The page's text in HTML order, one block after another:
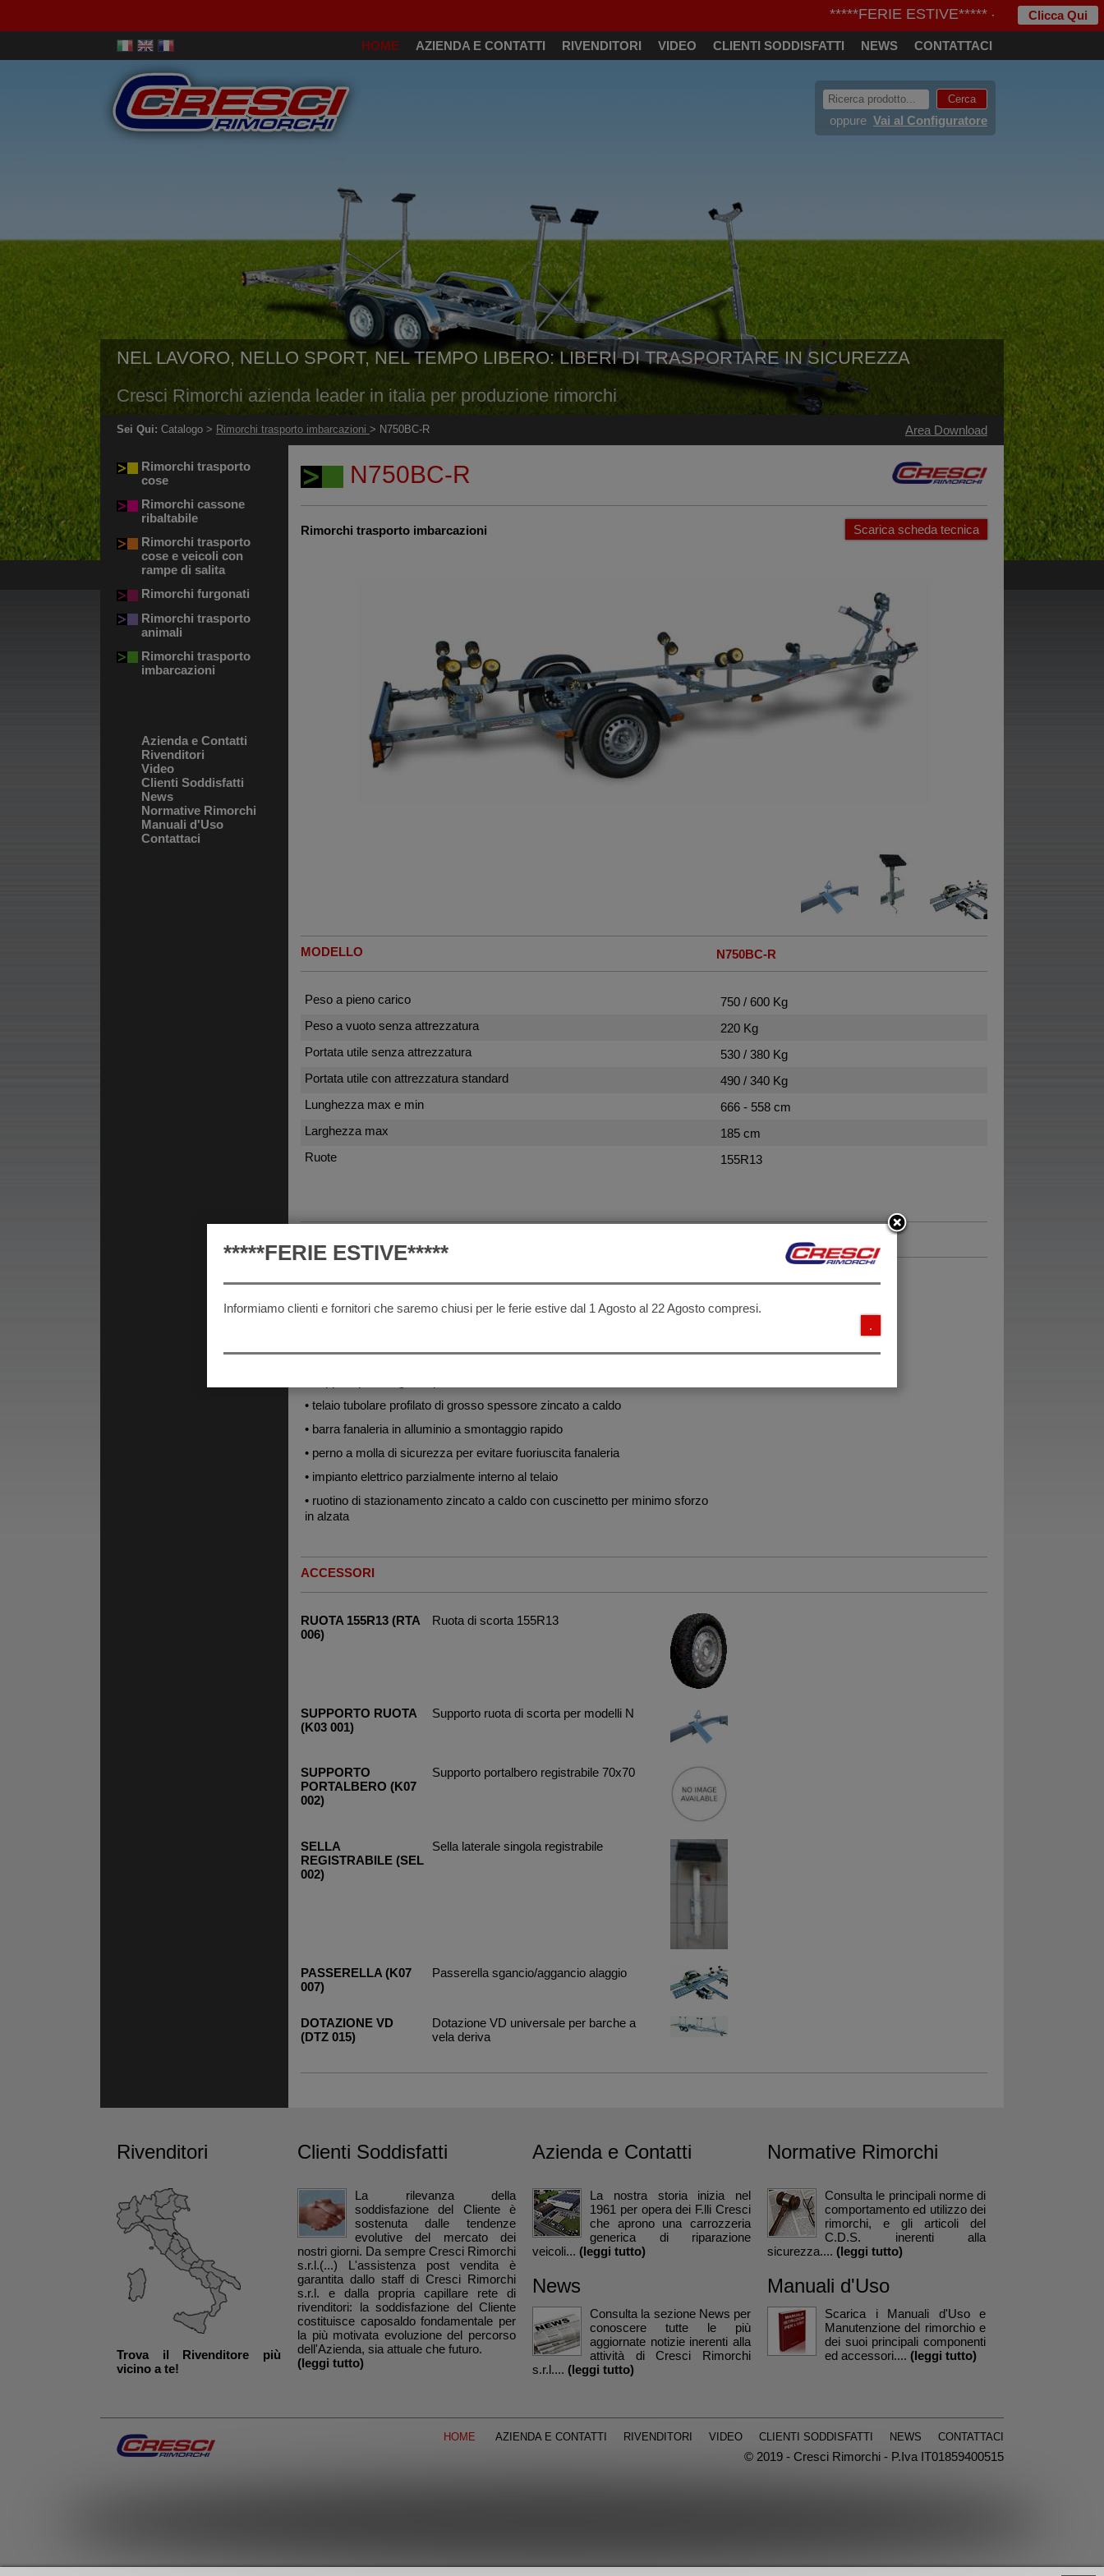
*****FERIE ESTIVE***** - InformiamoClicca Qui
HOME AZIENDA E CONTATTI RIVENDITORI VIDEO CLIENTI SODDISFATTI NEWS CONTATTACI
oppure Vai al Configuratore
NEL LAVORO, NELLO SPORT, NEL TEMPO LIBERO: LIBERI DI TRASPORTARE IN SICUREZZA
Cresci Rimorchi azienda leader in italia per produzione rimorchi
Sei Qui: Catalogo > Rimorchi trasporto imbarcazioni > N750BC-R Area Download
N750BC-R
Rimorchi trasporto imbarcazioni Scarica scheda tecnica
MODELLO N750BC-R
Peso a pieno carico
750 / 600 Kg
Peso a vuoto senza attrezzatura
220 Kg
Portata utile senza attrezzatura
530 / 380 Kg
Portata utile con attrezzatura standard
490 / 340 Kg
Lunghezza max e min
666 - 558 cm
Larghezza max
185 cm
Ruote
155R13
• telaio basculante
• freno a repulsione meccanica con sblocco autoreverse per retromarcia
• impianto luci a nuova normativa comprensivo di retromarcia
• telaio tubolare profilato di grosso spessore zincato a caldo
• barra fanaleria in alluminio a smontaggio rapido
• perno a molla di sicurezza per evitare fuoriuscita fanaleria
• impianto elettrico parzialmente interno al telaio
• ruotino di stazionamento zincato a caldo con cuscinetto per minimo sforzo
in alzata
ACCESSORI
RUOTA 155R13 (RTA
006)
Ruota di scorta 155R13
SUPPORTO RUOTA
(K03 001)
Supporto ruota di scorta per modelli N
SUPPORTO
PORTALBERO (K07
002)
Supporto portalbero registrabile 70x70
SELLA
REGISTRABILE (SEL
002)
Sella laterale singola registrabile
PASSERELLA (K07
007)
Passerella sgancio/aggancio alaggio
DOTAZIONE VD
(DTZ 015)
Dotazione VD universale per barche a
vela deriva
Rimorchi trasporto
cose
Rimorchi cassone
ribaltabile
Rimorchi trasporto
cose e veicoli con
rampe di salita
Rimorchi furgonati
Rimorchi trasporto
animali
Rimorchi trasporto
imbarcazioni
Azienda e Contatti
Rivenditori
Video
Clienti Soddisfatti
News
Normative Rimorchi
Manuali d'Uso
Contattaci
Rivenditori
Trova il Rivenditore più
vicino a te!
Clienti Soddisfatti
La rilevanza della
soddisfazione del Cliente è
sostenuta dalle tendenze
evolutive del mercato dei
nostri giorni. Da sempre Cresci Rimorchi
s.r.l.(...) L'assistenza post vendita è
garantita dallo staff di Cresci Rimorchi
s.r.l. e dalla propria capillare rete di
rivenditori: la soddisfazione del Cliente
costituisce caposaldo fondamentale per
la più motivata evoluzione del percorso
dell'Azienda, sia attuale che futuro.
(leggi tutto)
Azienda e Contatti
La nostra storia inizia nel
1961 per opera dei F.lli Cresci
che aprono una carrozzeria
generica di riparazione
veicoli... (leggi tutto)
News
Consulta la sezione News per
conoscere tutte le più
aggiornate notizie inerenti alla
attività di Cresci Rimorchi
s.r.l.... (leggi tutto)
Normative Rimorchi
Consulta le principali norme di
comportamento ed utilizzo dei
rimorchi, e gli articoli del
C.D.S. inerenti alla
sicurezza.... (leggi tutto)
Manuali d'Uso
Scarica i Manuali d'Uso e
Manutenzione del rimorchio e
dei suoi principali componenti
ed accessori.... (leggi tutto)
HOME AZIENDA E CONTATTI RIVENDITORI VIDEO CLIENTI SODDISFATTI NEWS CONTATTACI
© 2019 - Cresci Rimorchi - P.Iva IT01859400515
*****FERIE ESTIVE*****
Informiamo clienti e fornitori che saremo chiusi per le ferie estive dal 1 Agosto al 22 Agosto compresi.
.